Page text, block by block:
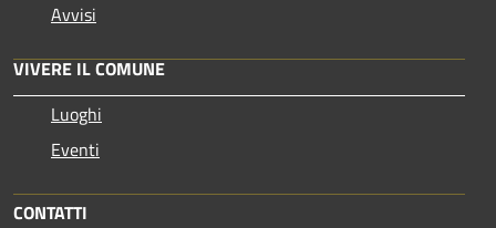
Avvisi
VIVERE IL COMUNE
Luoghi
Eventi
CONTATTI